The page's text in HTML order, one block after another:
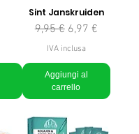
Sint Janskruiden
Prezzo regolare
9,95 € Prezzo scontato
6,97 €
IVA inclusa
Aggiungi al
carrello